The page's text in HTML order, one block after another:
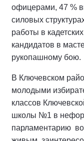
офицерами, 47 %
силовых
работы в
кандидатов в
рукопашному бою.
В Ключевском
молодыми
классов
школы №1 в
парламентарию